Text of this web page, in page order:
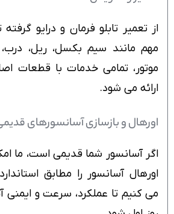
از تعمیر تابلو فرمان و درایو
مهم مانند سیم بکسل، ریل،
موتور، تمامی خدمات با قطعات
ارائه می شود.
اورهال و بازسازی آسانسورهای
اگر آسانسور شما قدیمی است، ما
اورهال آسانسور را مطابق
می کنیم تا عملکرد، سرعت و ایمنی